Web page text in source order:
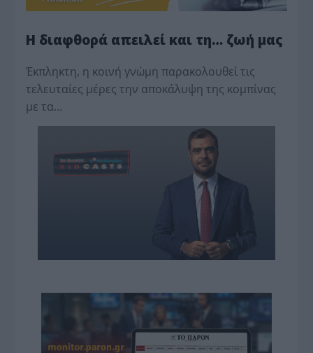
Η διαφθορά απειλεί και τη… ζωή μας
Έκπληκτη, η κοινή γνώμη παρακολουθεί τις
τελευταίες μέρες την αποκάλυψη της κο­μπίνας
με τα…